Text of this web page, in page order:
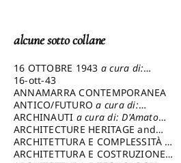
alcune sotto collane
16 OTTOBRE 1943 a cura di:
Pezzetti Marcello
16-ott-43
ANNAMARRA CONTEMPORANEA
ANTICO/FUTUROa cura di:
Varagnoli Claudio
ARCHINAUTI a cura di: D'Amato
Claudio
ARCHITECTURE HERITAGE and
DESIGN
ARCHITETTURA E COMPLESSITÀ a
cura di: Piva Antonio
ARCHITETTURA E COSTRUZIONEa